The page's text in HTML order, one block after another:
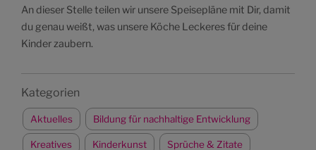
An dieser Stelle teilen wir unsere Speisepläne mit Dir, damit
du genau weißt, was unsere Köche Leckeres für deine
Kinder zaubern.
Kategorien
Aktuelles Bildung für nachhaltige Entwicklung
Kreatives Kinderkunst Sprüche & Zitate